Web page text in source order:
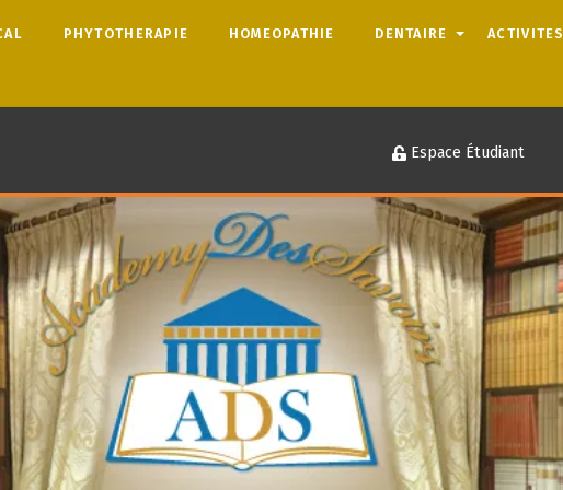
PHYTOTHERAPIE HOMEOPATHIE DENTAIRE ACTIVITES
Espace Étudiant